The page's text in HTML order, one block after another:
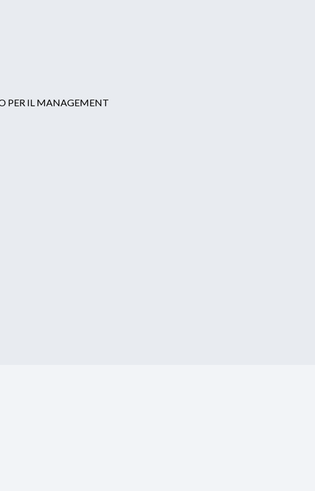
PER IL MANAGEMENT